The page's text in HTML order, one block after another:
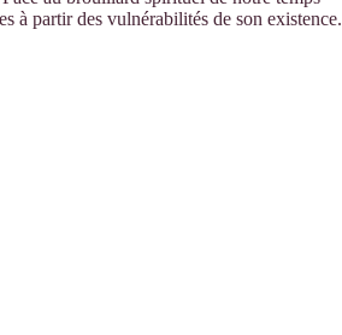
à partir des vulnérabilités de son existence.